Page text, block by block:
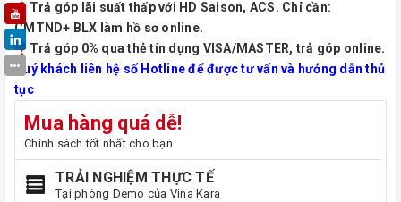
Trả góp lãi suất thấp với HD Saison, ACS. Chỉ cần:
CMTND+ BLX làm hồ sơ online.
Trả góp 0% qua thẻ tín dụng VISA/MASTER, trả góp online.
Quý khách liên hệ số Hotline để được tư vấn và hướng dẫn thủ
tục
Mua hàng quá dễ!
Chính sách tốt nhất cho bạn
TRẢI NGHIỆM THỰC TẾ
Tại phòng Demo của Vina Kara